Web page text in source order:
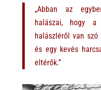
„Abban az
halászai, hogy
halászléről van
és egy kevés
eltérők.”